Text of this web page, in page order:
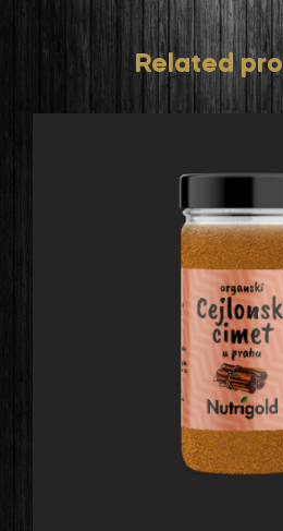
Related